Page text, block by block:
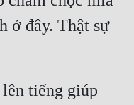
ở đây. Thật sự
tiếng giúp